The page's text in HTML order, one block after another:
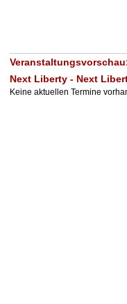
Next Liberty - Next
Keine aktuellen Termine